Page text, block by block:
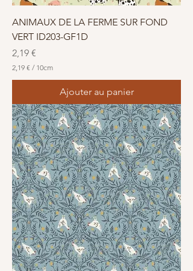
e
ANIMAUX DE LA FERME SUR FOND
VERT ID203-GF1D
Prix
2,19 €
2,19 € / 10cm
9
€
p
a
r
1
0
C
e
n
t
i
m
è
t
r
Ajouter au panier